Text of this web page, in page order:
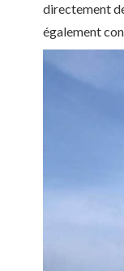
directement
également